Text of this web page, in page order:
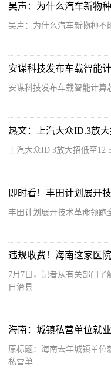
吴声：为什么汽车新物
吴声：为什么汽车新物种不
安谋科技发布车载智能
安谋科技发布车载智能计算
热文：上汽大众ID.3放
上汽大众ID 3放大招低至12
即时看！丰田计划展开
丰田计划展开技术革命领跑
违规收费！海南这家医
7月7日，记者从有关部门
自治县
海南：城镇私营单位就
原标题：海南去年城镇单位
私营单